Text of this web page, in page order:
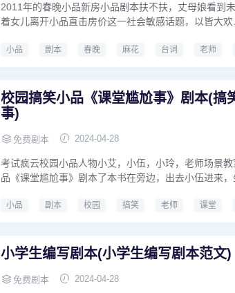
2011年的春晚小品新房小品剧本扶不扶，丈母娘看到
着女儿离开小品直击房价这一社会敏感话题，以皆大欢
小品 剧本 春晚 麻花 台词 老师
校园搞笑小品《课堂尴尬事》剧本(搞
事)
免费剧本 2024-04-28
考试疯云校园小品人物小艾，小伍，小玲，老师场景
品《课堂尴尬事》剧本了本书在旁边，出去小伍进来，
小品 剧本 校园 搞笑 老师 课堂
小学生编写剧本(小学生编写剧本范文)
免费剧本 2024-04-28